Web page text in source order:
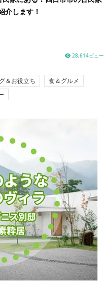
介します！
28,614ビュー
＆お役立ち
食＆グルメ